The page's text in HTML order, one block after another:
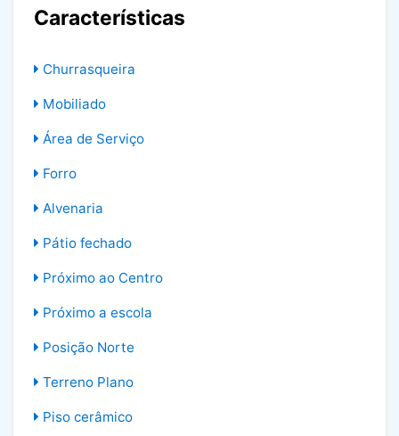
Características
Churrasqueira
Mobiliado
Área de Serviço
Forro
Alvenaria
Pátio fechado
Próximo ao Centro
Próximo a escola
Posição Norte
Terreno Plano
Piso cerâmico